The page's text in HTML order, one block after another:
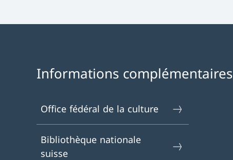
Informations complémentaires
Office fédéral de la culture
Bibliothèque nationale
suisse